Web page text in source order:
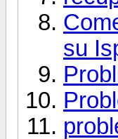
su